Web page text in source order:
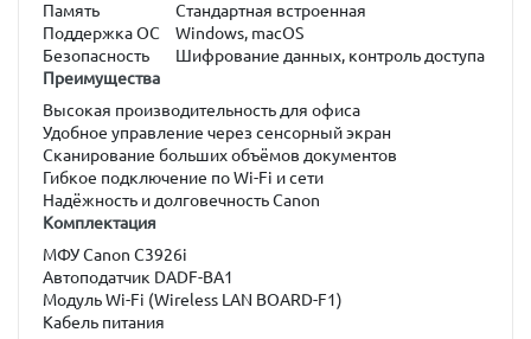
Память
Стандартная встроенная
Поддержка ОС
Windows, macOS
Безопасность
Шифрование данных, контроль доступа
Преимущества
Высокая производительность для офиса
Удобное управление через сенсорный экран
Сканирование больших объёмов документов
Гибкое подключение по Wi-Fi и сети
Надёжность и долговечность Canon
Комплектация
МФУ Canon C3926i
Автоподатчик DADF-BA1
Модуль Wi-Fi (Wireless LAN BOARD-F1)
Кабель питания